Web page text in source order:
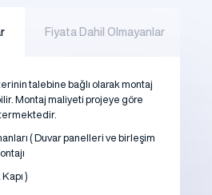
Fiyata Dahil Olmayanlar
talebine bağlı olarak montaj
Montaj maliyeti projeye göre
( Duvar panelleri ve birleşim
)